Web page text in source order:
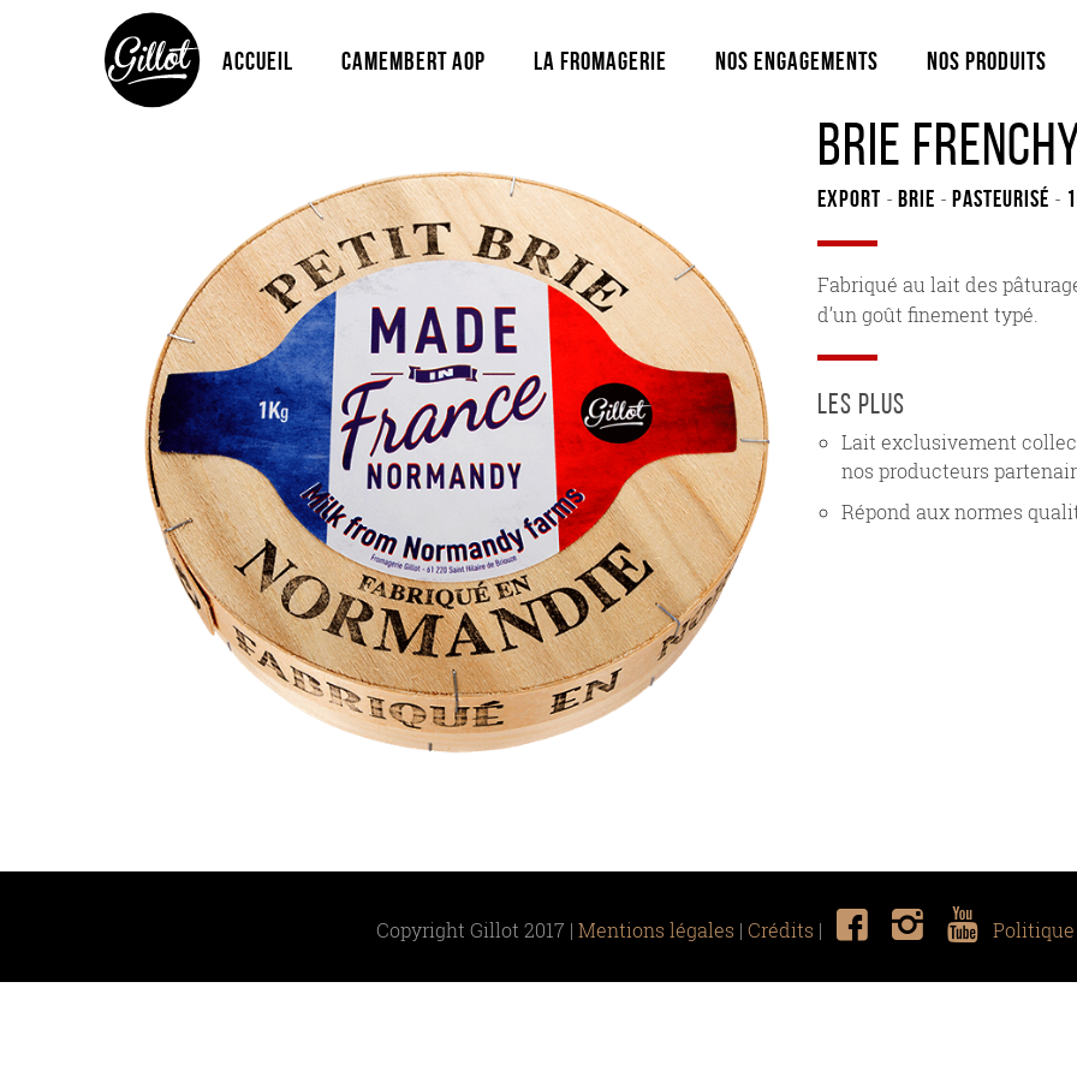
Accueil Camembert Aop La fromagerie Nos engagements Nos produits
Brie Frenchy
Export - brie - Pasteurisé -
Fabriqué au lait des
d’un goût finement typé.
les plus
Lait exclusivement
nos producteurs
Répond aux normes
Copyright Gillot 2017 | Mentions légales | Crédits |